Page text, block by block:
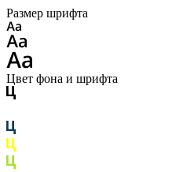
Размер шрифта
Цвет фона и шрифта